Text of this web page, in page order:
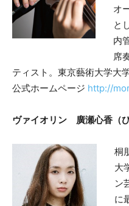
オ
と
内
席
ティスト。東京藝術大学大
公式ホームページ http://
ヴァイオリン 廣瀬心香（
桐
大
ン
に